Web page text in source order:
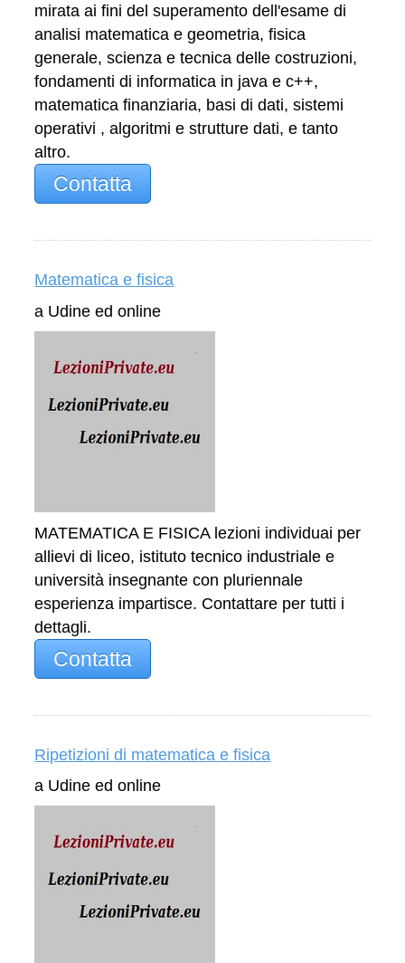
mirata ai fini del superamento dell'esame di
analisi matematica e geometria, fisica
generale, scienza e tecnica delle costruzioni,
fondamenti di informatica in java e c++,
matematica finanziaria, basi di dati, sistemi
operativi , algoritmi e strutture dati, e tanto
altro.
Contatta
Matematica e fisica
a Udine ed online
MATEMATICA E FISICA lezioni individuai per
allievi di liceo, istituto tecnico industriale e
università insegnante con pluriennale
esperienza impartisce. Contattare per tutti i
dettagli.
Contatta
Ripetizioni di matematica e fisica
a Udine ed online